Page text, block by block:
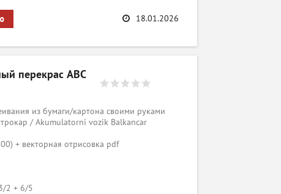
18.01.2026
перекрас ABC
из бумаги/картона своими руками
/ Akumulatorni vozik Balkancar
+ векторная отрисовка pdf
2 + 6/5